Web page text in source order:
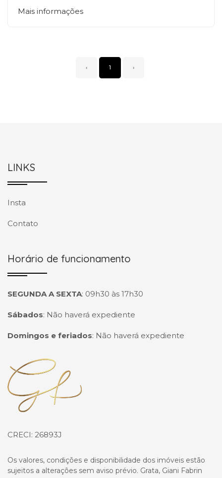
Mais informações
‹ 1 ›
LINKS
Insta
Contato
Horário de funcionamento
SEGUNDA A SEXTA: 09h30 às 17h30
Sábados: Não haverá expediente
Domingos e feriados: Não haverá expediente
Página inicial
CRECI: 26893J
Os valores, condições e disponibilidade dos imóveis estão
sujeitos a alterações sem aviso prévio. Grata, Giani Fabrin